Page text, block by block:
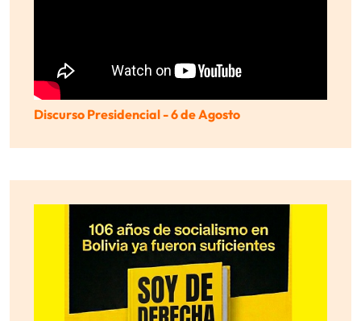
Discurso Presidencial - 6 de Agosto